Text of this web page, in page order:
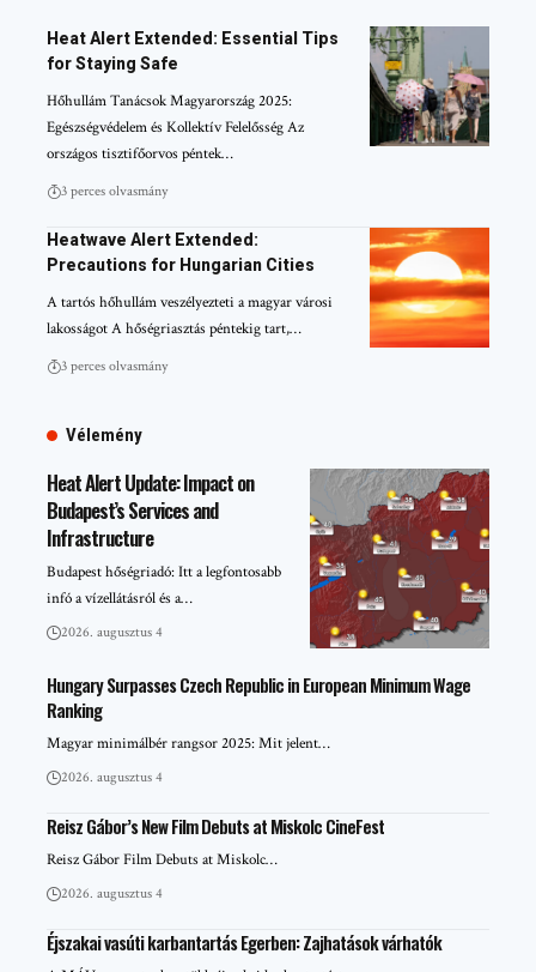
Heat Alert Extended: Essential Tips
for Staying Safe
Hőhullám Tanácsok Magyarország 2025:
Egészségvédelem és Kollektív Felelősség Az
országos tisztifőorvos péntek…
3 perces olvasmány
Heatwave Alert Extended:
Precautions for Hungarian Cities
A tartós hőhullám veszélyezteti a magyar városi
lakosságot A hőségriasztás péntekig tart,…
3 perces olvasmány
Vélemény
Heat Alert Update: Impact on
Budapest’s Services and
Infrastructure
Budapest hőségriadó: Itt a legfontosabb
infó a vízellátásról és a…
2026. augusztus 4
Hungary Surpasses Czech Republic in European Minimum Wage
Ranking
Magyar minimálbér rangsor 2025: Mit jelent…
2026. augusztus 4
Reisz Gábor’s New Film Debuts at Miskolc CineFest
Reisz Gábor Film Debuts at Miskolc…
2026. augusztus 4
Éjszakai vasúti karbantartás Egerben: Zajhatások várhatók